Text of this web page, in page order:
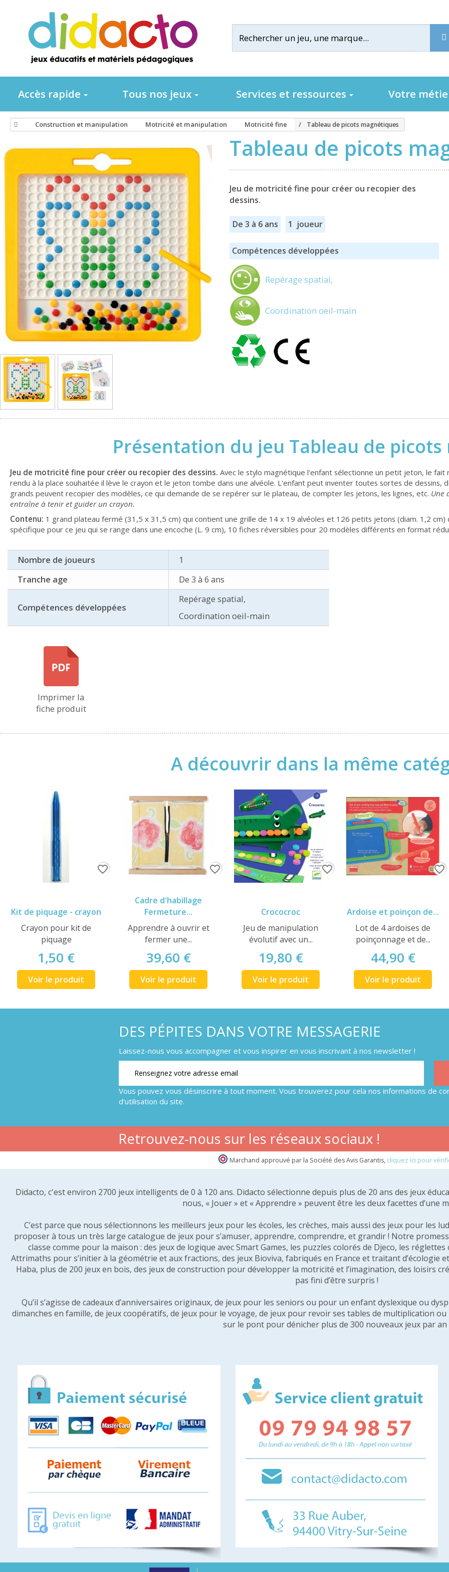
Accès rapide Tous nos jeux Services et ressources Votre
Construction et manipulation Motricité et manipulation Motricité fine Tableau de picots magnétiques
Tableau de picots
Jeu de motricité fine pour créer ou recopier des
dessins.
De 3 à 6 ans 1 joueur
Compétences développées
Repérage spatial,
Coordination oeil-main
Présentation du jeu Tableau de
Jeu de motricité fine pour créer ou recopier des dessins. Avec le stylo magnétique l'enfant sélectionne un petit jeton, le
rendu à la place souhaitée il lève le crayon et le jeton tombe dans une alvéole. L'enfant peut inventer toutes sortes de dessins,
grands peuvent recopier des modèles, ce qui demande de se repérer sur le plateau, de compter les jetons, les lignes, etc. Une
entraîne à tenir et guider un crayon.
Contenu: 1 grand plateau fermé (31,5 x 31,5 cm) qui contient une grille de 14 x 19 alvéoles et 126 petits jetons (diam. 1,2
spécifique pour ce jeu qui se range dans une encoche (L. 9 cm), 10 fiches réversibles pour 20 modèles différents en format
Nombre de joueurs
1
Tranche age
De 3 à 6 ans
Compétences développées
Repérage spatial,
Coordination oeil-main
Imprimer la
fiche produit
A découvrir dans la même
Kit de piquage - crayon
Crayon pour kit de
piquage
1,50 €
Voir le produit
favorite_border
Cadre d'habillage
Fermeture...
Apprendre à ouvrir et
fermer une...
39,60 €
Voir le produit
favorite_border
Crococroc
Jeu de manipulation
évolutif avec un...
19,80 €
Voir le produit
favorite_border
Ardoise et poinçon de...
Lot de 4 ardoises de
poinçonnage et de...
44,90 €
Voir le produit
favorite_border
DES PÉPITES DANS VOTRE MESSAGERIE
Laissez-nous vous accompagner et vous inspirer en vous inscrivant à nos newsletter !
Vous pouvez vous désinscrire à tout moment. Vous trouverez pour cela nos informations de
d'utilisation du site.
Retrouvez-nous sur les réseaux sociaux !
Marchand approuvé par la Société des Avis Garantis, cliquez ici pour
Didacto, c'est environ 2700 jeux intelligents de 0 à 120 ans. Didacto sélectionne depuis plus de 20 ans des jeux
nous, « Jouer » et « Apprendre » peuvent être les deux facettes d’une
C’est parce que nous sélectionnons les meilleurs jeux pour les écoles, les crèches, mais aussi des jeux pour les
proposer à tous un très large catalogue de jeux pour s’amuser, apprendre, comprendre, et grandir ! Notre
classe comme pour la maison : des jeux de logique avec Smart Games, les puzzles colorés de Djeco, les
Attrimaths pour s’initier à la géométrie et aux fractions, des jeux Bioviva, fabriqués en France et traitant d’écologie
Haba, plus de 200 jeux en bois, des jeux de construction pour développer la motricité et l’imagination, des loisirs
pas fini d’être surpris !
Qu’il s’agisse de cadeaux d’anniversaires originaux, de jeux pour les seniors ou pour un enfant dyslexique ou
dimanches en famille, de jeux coopératifs, de jeux pour le voyage, de jeux pour revoir ses tables de multiplication
sur le pont pour dénicher plus de 300 nouveaux jeux par an